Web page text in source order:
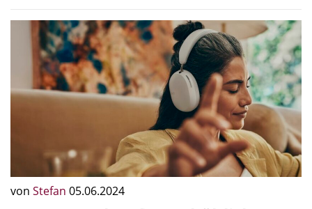
von Stefan 05.06.2024